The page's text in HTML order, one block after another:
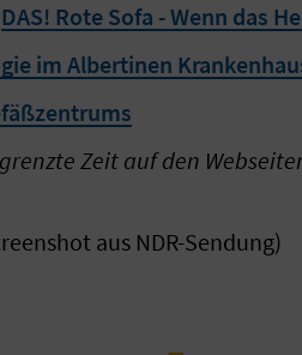
DAS! Rote Sofa - Wenn das
im Albertinen
Zeit auf den
aus NDR-Sendung)